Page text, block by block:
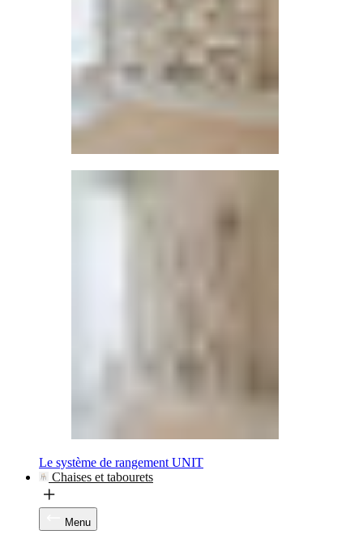
Le système de rangement UNIT
Chaises et tabourets
Menu